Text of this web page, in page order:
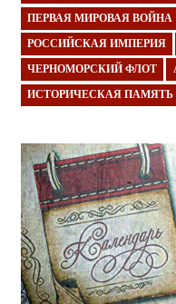
ПЕРВАЯ МИРОВАЯ ВОЙНА
РОССИЙСКАЯ ИМПЕРИЯ
ЧЕРНОМОРСКИЙ ФЛОТ
ИСТОРИЧЕСКАЯ ПАМЯТЬ